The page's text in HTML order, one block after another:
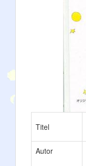
Titel
Autor